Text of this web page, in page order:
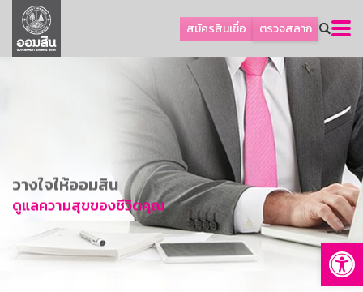
สมัครสินเชื่อ ตรวจสลาก
ลูกค้าธุรกิจ
ลูกค้าผู้ประกอบรายย่อย
การพัฒนาที่ยั่งยืน
ข่าวสาร
บริการทางการเงิน
อื่นๆ
วางใจให้ออมสิน
ดูแลความสุขของชีวิตคุณ